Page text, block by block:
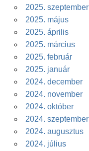
2025. szeptember
2025. május
2025. április
2025. március
2025. február
2025. január
2024. december
2024. november
2024. október
2024. szeptember
2024. augusztus
2024. július